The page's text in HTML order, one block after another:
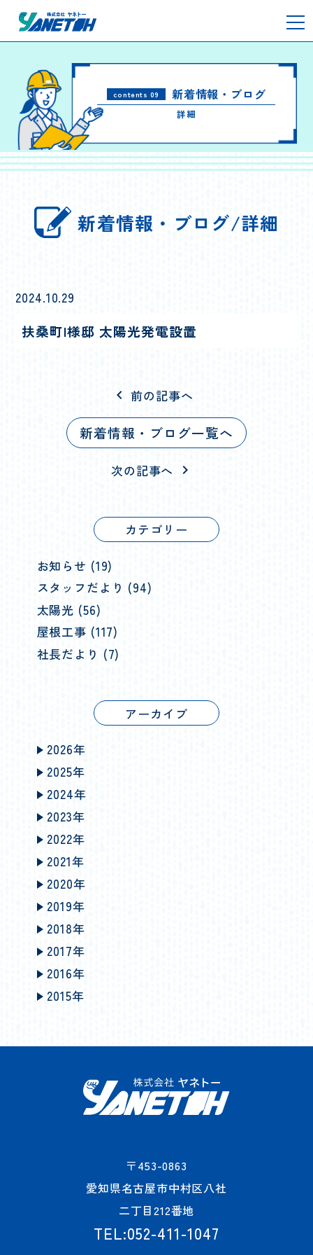
contents 09 新着情報・ブログ
詳細
新着情報・ブログ/詳細
2024.10.29
扶桑町I様邸 太陽光発電設置
chevron_left 前の記事へ
新着情報・ブログ一覧へ
次の記事へ chevron_right
カテゴリー
お知らせ (19)
スタッフだより (94)
太陽光 (56)
屋根工事 (117)
社長だより (7)
アーカイブ
2026年
2025年
2024年
2023年
2022年
2021年
2020年
2019年
2018年
2017年
2016年
2015年
〒453-0863
愛知県名古屋市中村区八社
二丁目212番地
TEL:052-411-1047